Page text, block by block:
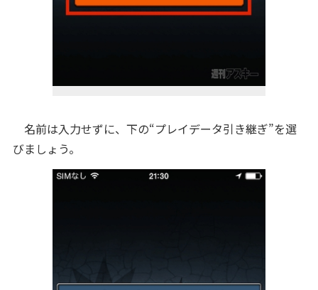
名前は入力せずに、下の“プレイデータ引き継ぎ”を選
びましょう。